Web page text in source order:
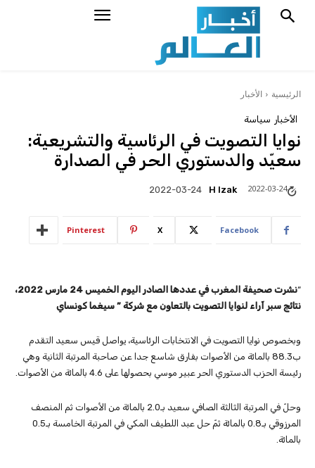
الرئيسية الأخبار
الأخبار سياسة
نوايا التصويت في الرئاسية والتشريعية:
سعيّد والدستوري الحر في الصدارة
H Izak
2022-03-24 2022-03-24
Facebook
X
Pinterest
“
نشرت صحيفة المغرب في عددها الصادر اليوم الخميس 24 مارس 2022،
نتائج سبر آراء لنوايا التصويت بالتعاون مع شركة ” سيغما كونساي
وبخصوص نوايا التصويت في الانتخابات الرئاسية، يواصل قيس سعيد التقدم
ب88.3 بالمائة من الأصوات بفارق شاسع جدا عن صاحبة المرتبة الثانية وهي
رئيسة الحزب الدستوري الحر عبير موسي بحصولها على 4.6 بالمائة من الأصوات.
وحلّ في المرتبة الثالثة الصافي سعيد بـ2.0 بالمائة من الأصوات ثم المنصف
المرزوقي بـ0.8 بالمائة ثمّ حل عبد اللطيف المكي في المرتبة الخامسة بـ0.5
بالمائة.